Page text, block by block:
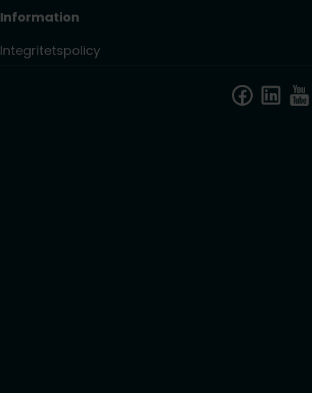
Information
Integritetspolicy